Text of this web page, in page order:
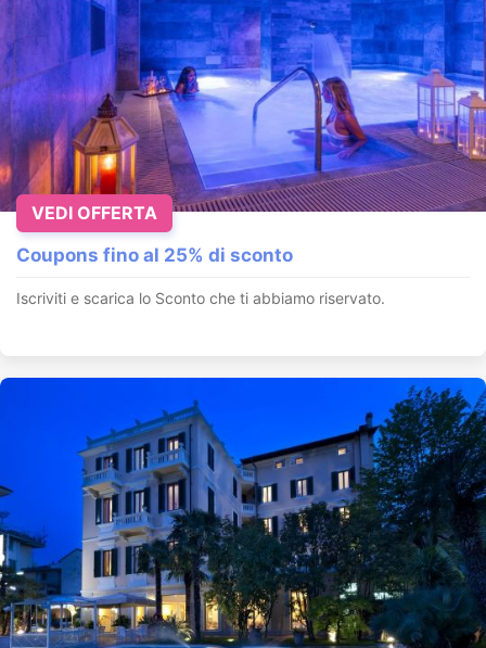
Coupons fino al 25% di sconto
Iscriviti e scarica lo Sconto che ti abbiamo riservato.
VEDI OFFERTA